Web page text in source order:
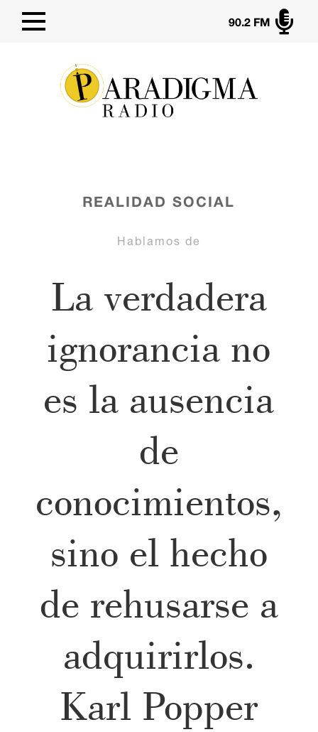

90.2 FM
REALIDAD SOCIAL
Hablamos de
La verdadera
ignorancia no
es la ausencia
de
conocimientos,
sino el hecho
de rehusarse a
adquirirlos.
Karl Popper